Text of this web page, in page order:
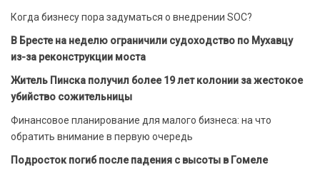
Когда бизнесу пора задуматься о внедрении SOC?
В Бресте на неделю ограничили судоходство по Мухавцу
из-за реконструкции моста
Житель Пинска получил более 19 лет колонии за жестокое
убийство сожительницы
Финансовое планирование для малого бизнеса: на что
обратить внимание в первую очередь
Подросток погиб после падения с высоты в Гомеле